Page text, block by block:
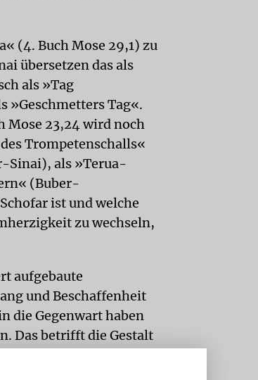
(4. Buch Mose 29,1) zu
übersetzen das als
als »Tag
»Geschmetters Tag«.
Mose 23,24 wird noch
Trompetenschalls«
Sinai), als »Terua-
(Buber-
ist und welche
zu wechseln,
aufgebaute
und Beschaffenheit
die Gegenwart haben
Das betrifft die Gestalt